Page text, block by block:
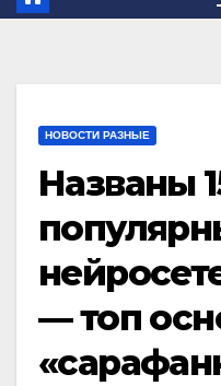
НОВОСТИ РАЗНЫЕ
Названы
— топ